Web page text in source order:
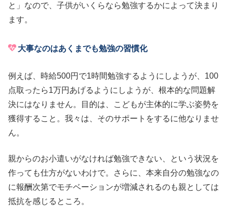
と」なので、子供がいくらなら勉強するかによって決まり
ます。
大事なのはあくまでも勉強の習慣化
例えば、時給500円で1時間勉強するようにしようが、100
点取ったら1万円あげるようにしようが、根本的な問題解
決にはなりません。目的は、こどもが主体的に学ぶ姿勢を
獲得すること。我々は、そのサポートをするに他なりませ
ん。
親からのお小遣いがなければ勉強できない、という状況を
作っても仕方がないわけで。さらに、本来自分の勉強なの
に報酬次第でモチベーションが増減されるのも親としては
抵抗を感じるところ。